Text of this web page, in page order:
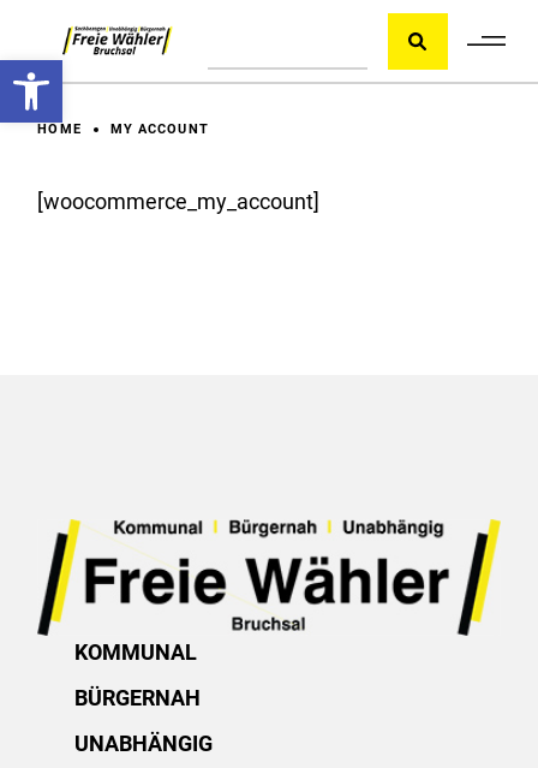
Werkzeugleiste öffnen
content
HOME MY ACCOUNT
[woocommerce_my_account]
KOMMUNAL
BÜRGERNAH
UNABHÄNGIG